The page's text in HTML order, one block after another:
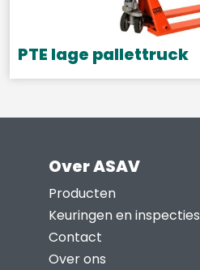
PTE lage pallettruck
Dit
variaties.
optie
gekozen
Over ASAV
Producten
Keuringen en inspecties
Contact
Over ons